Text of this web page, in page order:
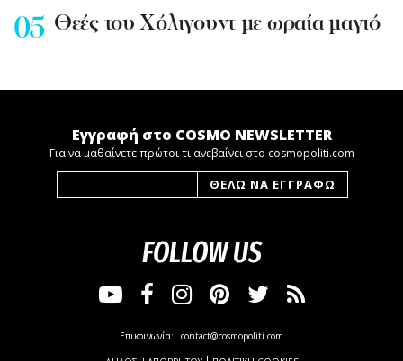
Θεές του Χόλιγουντ με ωραία μαγιό
Εγγραφή στο COSMO NEWSLETTER
Για να μαθαίνετε πρώτοι τι ανεβαίνει στο cosmopoliti.com
FOLLOW US
Επικοινωνία: contact@cosmopoliti.com